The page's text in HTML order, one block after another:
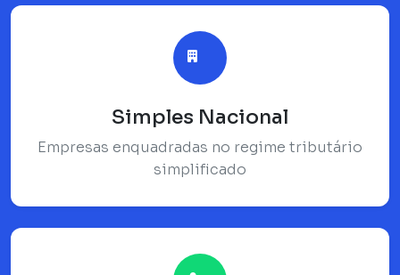
Simples Nacional
Empresas enquadradas no regime tributário
simplificado